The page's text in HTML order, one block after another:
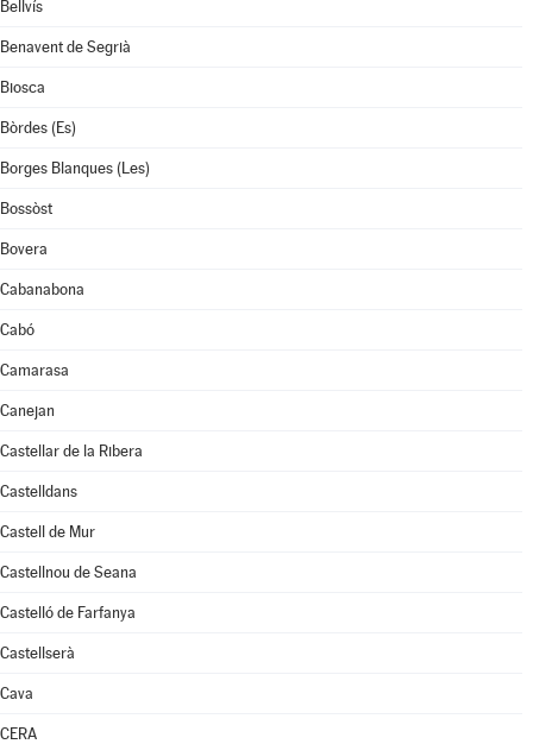
Bellvís
Benavent de Segrià
Biosca
Bòrdes (Es)
Borges Blanques (Les)
Bossòst
Bovera
Cabanabona
Cabó
Camarasa
Canejan
Castellar de la Ribera
Castelldans
Castell de Mur
Castellnou de Seana
Castelló de Farfanya
Castellserà
Cava
CERA